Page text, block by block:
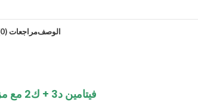
الوصفمراجعات (0)
فيتامين د3 + ك2 مع مزيج عشبي وبروبيوتيك